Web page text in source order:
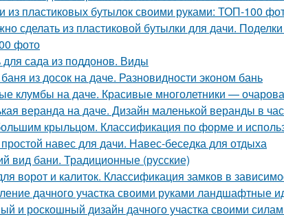
из пластиковых бутылок своими руками: ТОП-100
сделать из пластиковой бутылки для дачи.
фото
сада из поддонов. Виды
из досок на даче. Разновидности эконом бань
клумбы на даче. Красивые многолетники —
веранда на даче. Дизайн маленькой веранды в
крыльцом. Классификация по форме и
навес для дачи. Навес-беседка для отдыха
вид бани. Традиционные (русские)
ворот и калиток. Классификация замков в
дачного участка своими руками ландшафтные
и роскошный дизайн дачного участка своими